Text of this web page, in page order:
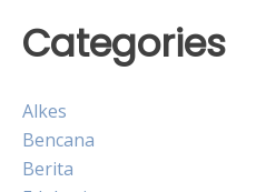
Categories
Alkes
Bencana
Berita